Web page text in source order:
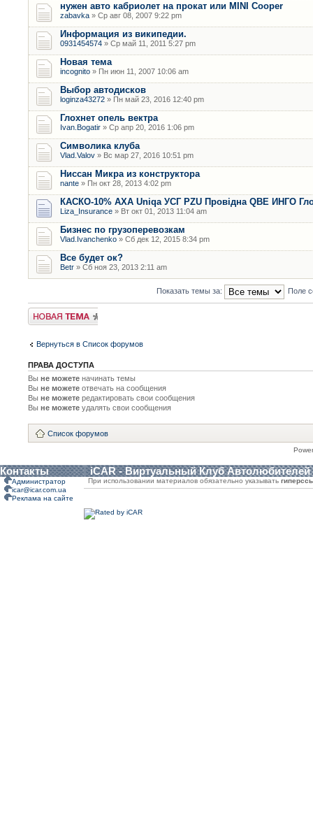
нужен авто кабриолет на прокат или MINI Cooper
zabavka » Ср авг 08, 2007 9:22 pm
Информация из википедии.
0931454574 » Ср май 11, 2011 5:27 pm
Новая тема
incognito » Пн июн 11, 2007 10:06 am
Выбор автодисков
loginza43272 » Пн май 23, 2016 12:40 pm
Глохнет опель вектра
Ivan.Bogatir » Ср апр 20, 2016 1:06 pm
Символика клуба
Vlad.Valov » Вс мар 27, 2016 10:51 pm
Ниссан Микра из конструктора
nante » Пн окт 28, 2013 4:02 pm
КАСКО-10% AXA Uniqa УСГ PZU Провідна QBE ИНГО
Liza_Insurance » Вт окт 01, 2013 11:04 am
Бизнес по грузоперевозкам
Vlad.Ivanchenko » Сб дек 12, 2015 8:34 pm
Все будет ок?
Betr » Сб ноя 23, 2013 2:11 am
Показать темы за: Поле
Новая тема
Вернуться в Список форумов
ПРАВА ДОСТУПА
Вы не можете начинать темы
Вы не можете отвечать на сообщения
Вы не можете редактировать свои сообщения
Вы не можете удалять свои сообщения
Список форумов
Контакты iCAR - Виртуальный Клуб Автолюбителей
Администратор
icar@icar.com.ua
Реклама на сайте
При использовании материалов обязательно указывать